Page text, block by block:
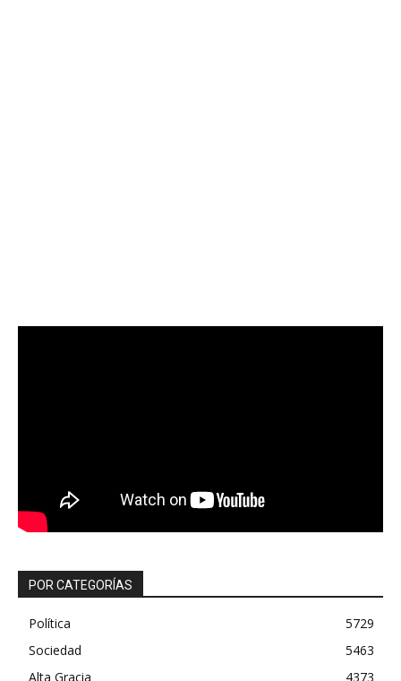
POR CATEGORÍAS
Política
5729
Sociedad
5463
Alta Gracia
4373